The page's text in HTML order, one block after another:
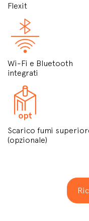
Flexit
Wi-Fi e Bluetooth
integrati
Scarico fumi
(opzionale)